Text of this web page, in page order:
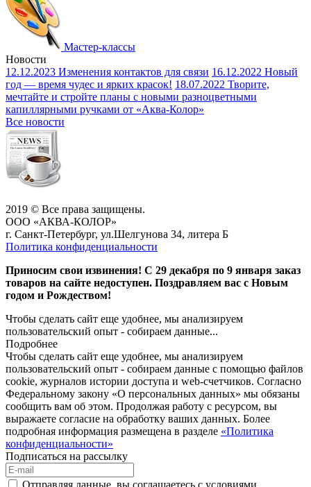
Мастер-классы
Новости
12.12.2023 Изменения контактов для связи 16.12.2022 Новый
год — время чудес и ярких красок! 18.07.2022 Творите,
мечтайте и стройте планы с новыми разноцветными
капиллярными ручками от «Аква-Колор»
Все новости
2019 © Все права защищены.
ООО «АКВА-КОЛОР»
г. Санкт-Петербург, ул.Шелгунова 34, литера Б
Политика конфиденциальности
Приносим свои извинения! С 29 декабря по 9 января заказ
товаров на сайте недоступен. Поздравляем вас с Новым
годом и Рождеством!
Чтобы сделать сайт еще удобнее, мы анализируем
пользовательский опыт - собираем данные...
Подробнее
Чтобы сделать сайт еще удобнее, мы анализируем
пользовательский опыт - собираем данные с помощью файлов
cookie, журналов истории доступа и web-счетчиков. Согласно
Федеральному закону «О персональных данных» мы обязаны
сообщить вам об этом. Продолжая работу с ресурсом, вы
выражаете согласие на обработку ваших данных. Более
подробная информация размещена в разделе «Политика
конфиденциальности»
Подписаться на рассылку
Отправляя данные, вы соглашаетесь с условиями